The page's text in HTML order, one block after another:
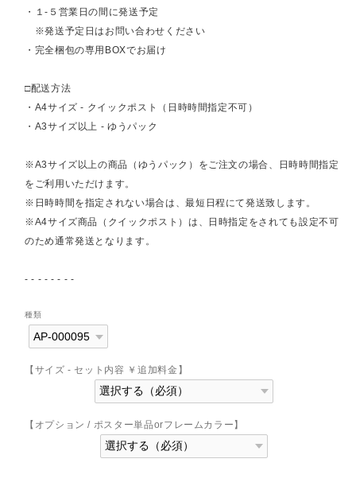
・１-５営業日の間に発送予定
※発送予定日はお問い合わせください
・完全梱包の専用BOXでお届け
□配送方法
・A4サイズ - クイックポスト（日時時間指定不可）
・A3サイズ以上 - ゆうパック
※A3サイズ以上の商品（ゆうパック）をご注文の場合、日時時間指定
をご利用いただけます。
※日時時間を指定されない場合は、最短日程にて発送致します。
※A4サイズ商品（クイックポスト）は、日時指定をされても設定不可
のため通常発送となります。
- - - - - - - -
種類
【サイズ - セット内容 ￥追加料金】
【オプション / ポスター単品orフレームカラー】